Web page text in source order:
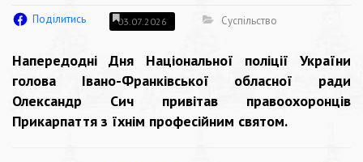
Поділитись 03.07.2026 Суспільство
Напередодні Дня Національної поліції України
голова Івано-Франківської обласної ради
Олександр Сич привітав правоохоронців
Прикарпаття з їхнім професійним святом.